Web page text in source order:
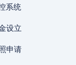
系统
设立
申请